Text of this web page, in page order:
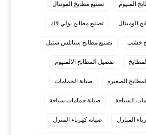
المنيوم تصنيع مطابخ المونتال
الوميتال تصنيع مطابخ بولي لاك
خشب تصنيع مطابخ ستانلس ستيل
تفصيل المطابخ الالمنيوم
الصغيره صيانة الحمامات
السباحة صيانة حمامات سباحة
المنازل صيانة كهرباء المنزل